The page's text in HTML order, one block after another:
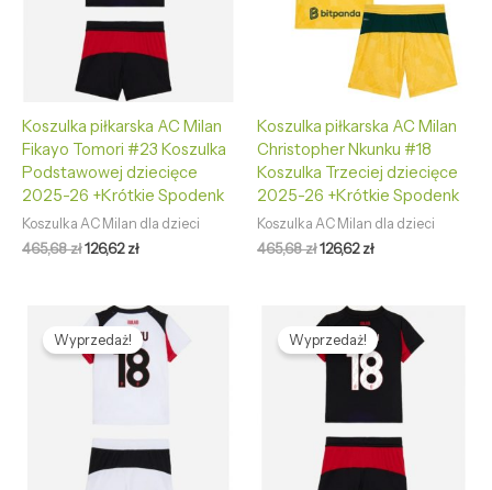
Koszulka piłkarska AC Milan
Fikayo Tomori #23 Koszulka
Podstawowej dziecięce
2025-26 +Krótkie Spodenk
Koszulka AC Milan dla dzieci
465,68zł126,62zł
Koszulka piłkarska AC Milan
Christopher Nkunku #18
Koszulka Trzeciej dziecięce
2025-26 +Krótkie Spodenk
Koszulka AC Milan dla dzieci
465,68zł126,62zł
Wyprzedaż!
Pierwotna
cena
wynosiła:
465,68 zł.
Aktualna
cena
wynosi:
126,62 zł.
Wyprzedaż!
Pierwotna
cena
wynosiła:
465,68 zł.
Aktualna
cena
wynosi:
126,62 zł.